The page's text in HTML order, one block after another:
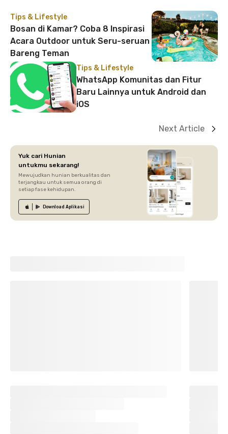
Tips & Lifestyle
Bosan di Kamar? Coba 8 Inspirasi
Acara Outdoor untuk Seru-seruan
Bareng Teman
Tips & Lifestyle
WhatsApp Komunitas dan Fitur
Baru Lainnya untuk Android dan
iOS
Next Article
Yuk cari Hunian
untukmu sekarang!
Mewujudkan hunian berkualitas dan
terjangkau untuk semua orang di
setiap fase kehidupan.
Download Aplikasi